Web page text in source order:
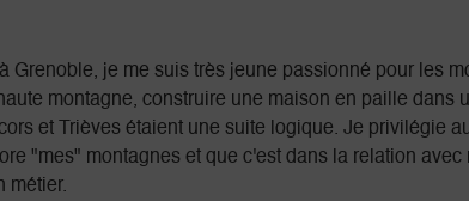
Grenoble, je me suis très jeune passionné pour les
montagne, construire une maison en paille dans
et Trièves étaient une suite logique. Je privilégie
"mes" montagnes et que c'est dans la relation
métier.